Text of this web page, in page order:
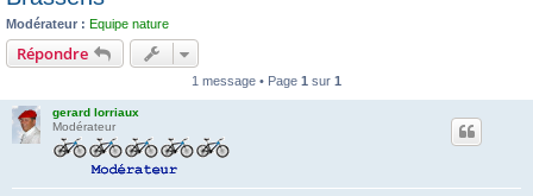
Modérateur : Equipe nature
Répondre
1 message • Page 1 sur 1
gerard lorriaux
Modérateur